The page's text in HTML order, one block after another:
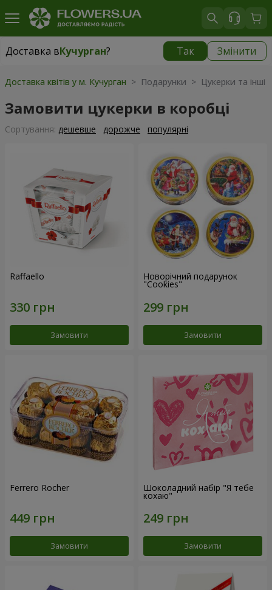
Доставка вКучурган? Так Змінити
Доставка вКучурган|
Доставка квітів у м. Кучурган > Подарунки > Цукерки та інші
Замовити цукерки в коробці
Сортування: дешевше дорожче популярні
Raffaello
Замовити
Новорічний подарунок
"Cookies"
Замовити
Ferrero Rocher
Замовити
Шоколадний набір "Я тебе
кохаю"
Замовити